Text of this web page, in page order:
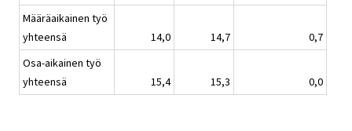
Määräaikainen työ
yhteensä
14,0 14,7
0,7
Osa-aikainen työ
yhteensä
15,4 15,3 0,0